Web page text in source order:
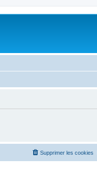
Supprimer les cookies